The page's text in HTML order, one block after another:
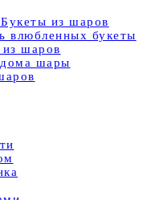
из шаров
влюбленных букеты
шаров
шары